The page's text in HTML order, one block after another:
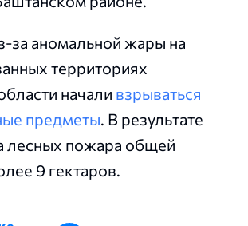
за аномальной жары на
территориях
начали взрываться
предметы. В результате
лесных пожара общей
9 гектаров.